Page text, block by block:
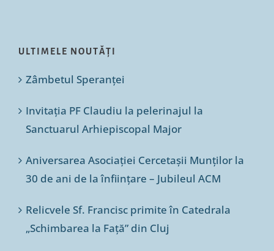
ULTIMELE NOUTĂȚI
Zâmbetul Speranței
Invitația PF Claudiu la pelerinajul la
Sanctuarul Arhiepiscopal Major
Aniversarea Asociației Cercetașii Munților la
30 de ani de la înființare – Jubileul ACM
Relicvele Sf. Francisc primite în Catedrala
„Schimbarea la Față” din Cluj